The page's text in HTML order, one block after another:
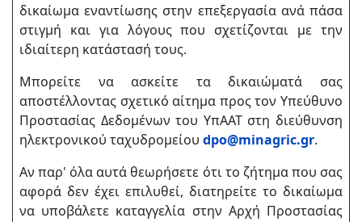
δικαίωμα εναντίωσης στην επεξεργασία ανά πάσα
στιγμή και για λόγους που σχετίζονται με την
ιδιαίτερη κατάστασή τους.
Μπορείτε να ασκείτε τα δικαιώματά σας
αποστέλλοντας σχετικό αίτημα προς τον Υπεύθυνο
Προστασίας Δεδομένων του ΥπΑΑΤ στη διεύθυνση
ηλεκτρονικού ταχυδρομείου dpo@minagric.gr.
Αν παρ' όλα αυτά θεωρήσετε ότι το ζήτημα που σας
αφορά δεν έχει επιλυθεί, διατηρείτε το δικαίωμα
να υποβάλετε καταγγελία στην Αρχή Προστασίας